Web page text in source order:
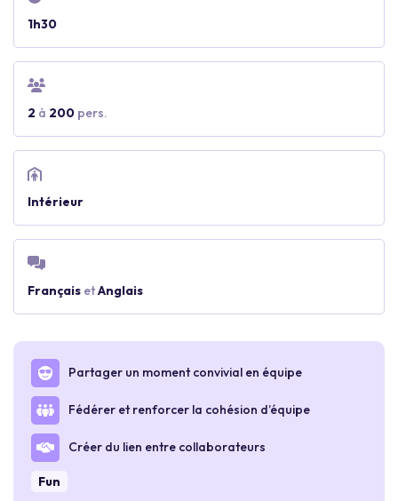
1h30
2 à 200 pers.
Intérieur
Français etAnglais
Partager un moment convivial en équipe
Fédérer et renforcer la cohésion d’équipe
Créer du lien entre collaborateurs
Fun